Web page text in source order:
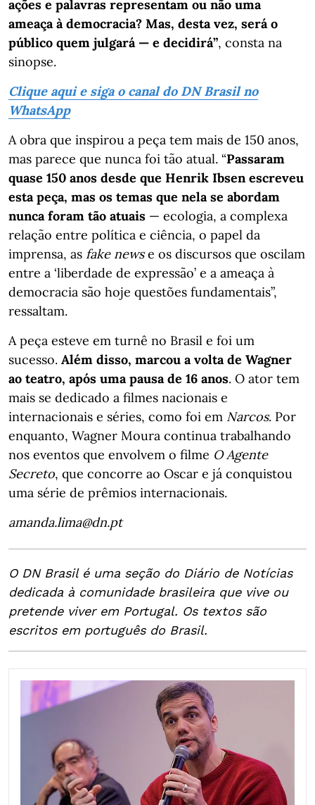
ações e palavras representam ou não uma
ameaça à democracia? Mas, desta vez, será o
público quem julgará — e decidirá”, consta na
sinopse.
Clique aqui e siga o canal do DN Brasil no
WhatsApp
A obra que inspirou a peça tem mais de 150 anos,
mas parece que nunca foi tão atual. “Passaram
quase 150 anos desde que Henrik Ibsen escreveu
esta peça, mas os temas que nela se abordam
nunca foram tão atuais — ecologia, a complexa
relação entre política e ciência, o papel da
imprensa, as fake newse os discursos que oscilam
entre a ‘liberdade de expressão’ e a ameaça à
democracia são hoje questões fundamentais”,
ressaltam.
A peça esteve em turnê no Brasil e foi um
sucesso. Além disso, marcou a volta de Wagner
ao teatro, após uma pausa de 16 anos. O ator tem
mais se dedicado a filmes nacionais e
internacionais e séries, como foi em Narcos. Por
enquanto, Wagner Moura continua trabalhando
nos eventos que envolvem o filme O Agente
Secreto, que concorre ao Oscar e já conquistou
uma série de prêmios internacionais.
amanda.lima@dn.pt
O DN Brasil é uma seção do Diário de Notícias
dedicada à comunidade brasileira que vive ou
pretende viver em Portugal. Os textos são
escritos em português do Brasil.